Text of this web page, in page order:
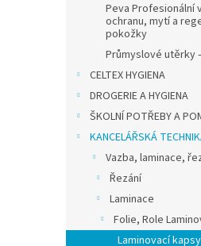
Peva Profesionální
ochranu, mytí a
pokožky
Průmyslové utěrky
CELTEX HYGIENA
DROGERIE A HYGIENA
ŠKOLNÍ POTŘEBY A
KANCELÁŘSKÁ
Vazba, laminace,
Řezání
Laminace
Folie, Role
Laminovací kapsy